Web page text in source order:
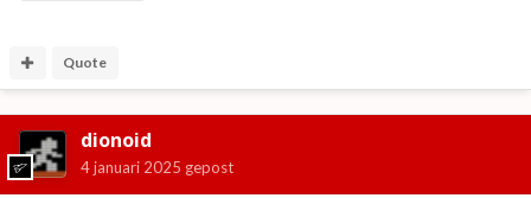
Quote
dionoid
4 januari 2025 gepost